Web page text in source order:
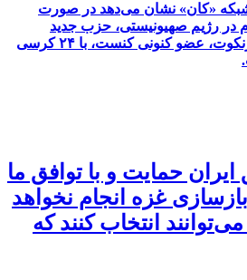
شبکه «کان» نشان می‌دهد در صورت
در رژیم صهیونیستی، حزب جدید
«یشار» به رهبری گادی آیزنکوت، عضو کنونی کنست، با ۲۴ کرسی
ایران حمایت و با توافق ما
غزه انجام نخواهد
انتخاب کنند که